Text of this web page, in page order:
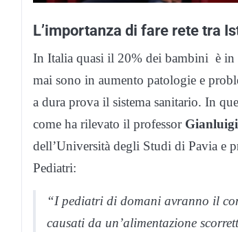
L’importanza di fare rete tra
In Italia quasi il 20% dei bambini è in
mai sono in aumento patologie e
a dura prova il sistema sanitario. In
come ha rilevato il professor
dell’Università degli Studi di Pavia e
Pediatri:
“I pediatri di domani avranno il
causati da un’alimentazione